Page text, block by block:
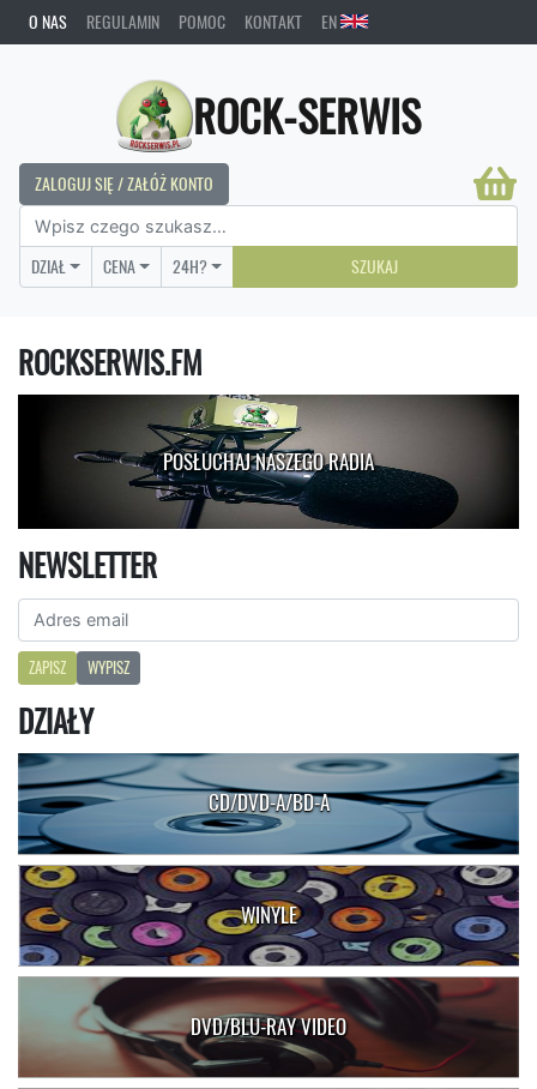
O NAS REGULAMIN POMOC KONTAKT EN
ROCK-SERWIS
ZALOGUJ SIĘ / ZAŁÓŻ KONTO
DZIAŁ CENA 24H? SZUKAJ
ROCKSERWIS.FM
POSŁUCHAJ NASZEGO RADIA
NEWSLETTER
ZAPISZ WYPISZ
DZIAŁY
CD/DVD-A/BD-A
WINYLE
DVD/BLU-RAY VIDEO